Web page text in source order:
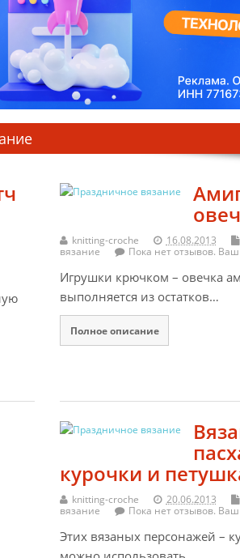
knitting-croche 16.08.2013
вязание
Пока нет отзывов.
Игрушки крючком – овечка
выполняется из остатков…
Полное описание
курочки и
knitting-croche 20.06.2013
вязание
Пока нет отзывов.
Этих вязаных персонажей –